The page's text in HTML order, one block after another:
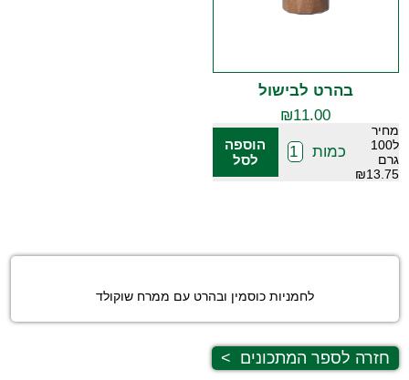
בהרט לבישול
₪11.00
מחיר
ל100
גרם
₪13.75
כמות
הוספה
לסל
לחמניות כוסמין ובהרט עם ממרח שוקולד
חזרה לספר המתכונים >